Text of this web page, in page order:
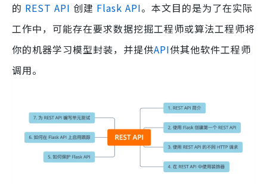
的 REST API 创建 Flask API。本文目的是​为了在实际
工作中，可能存在要求数据挖掘工程师或算法工程师将
你的机器学习模型封装，并提供API供其他软件工程师
调用。